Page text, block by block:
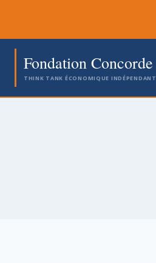
contenu
Fondation Concorde
THINK TANK ÉCONOMIQUE INDÉPENDANT